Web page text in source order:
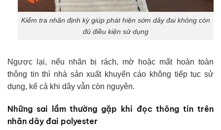
Kiểm tra nhãn định kỳ giúp phát hiện sớm dây đai không còn
đủ điều kiện sử dụng
Ngược lại, nếu nhãn bị rách, mờ hoặc mất hoàn toàn
thông tin thì nhà sản xuất khuyến cáo không tiếp tục sử
dụng, kể cả khi dây vẫn còn nguyên.
Những sai lầm thường gặp khi đọc thông tin trên
nhãn dây đai polyester